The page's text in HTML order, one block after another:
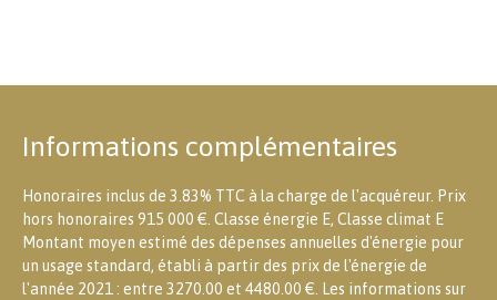
Informations complémentaires
Honoraires inclus de 3.83% TTC à la charge de l'acquéreur. Prix
hors honoraires 915 000 €. Classe énergie E, Classe climat E
Montant moyen estimé des dépenses annuelles d'énergie pour
un usage standard, établi à partir des prix de l'énergie de
l'année 2021 : entre 3270.00 et 4480.00 €. Les informations sur